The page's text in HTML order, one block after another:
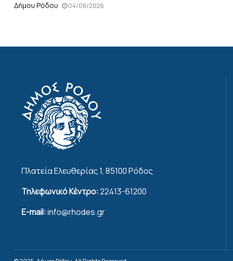
Δήμου Ρόδου
04/08/2026
Πλατεία Ελευθερίας 1, 85100 Ρόδος
Τηλεφωνικό Κέντρο:22413-61200
E-mail:info@rhodes.gr